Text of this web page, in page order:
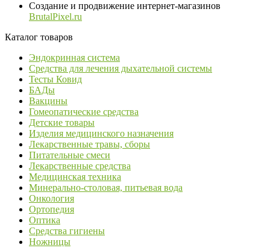
Создание и продвижение интернет-магазинов
BrutalPixel.ru
Каталог товаров
Эндокринная система
Средства для лечения дыхательной системы
Тесты Ковид
БАДы
Вакцины
Гомеопатические средства
Детские товары
Изделия медицинского назначения
Лекарственные травы, сборы
Питательные смеси
Лекарственные средства
Медицинская техника
Минерально-столовая, питьевая вода
Онкология
Ортопедия
Оптика
Средства гигиены
Ножницы